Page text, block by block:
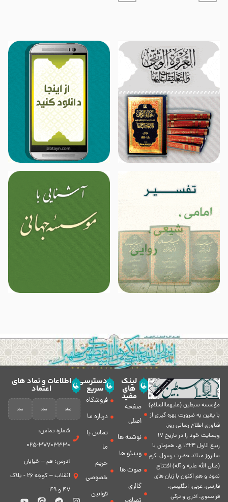
مؤسسه سبطين (عليهماالسلام)
با يقين به ضرورت بهره گیرى از
فناورى اطلاع رسانى روز،
وبسایت خود را در تاريخ 17
ربيع الاول 1424 ق. همزمان با
سالروز ميلاد حضرت رسول اكرم
(صلی الله علیه و آله) افتتاح
نمود و هم اكنون با زبان های
فارسی، عربى، انگلیسی،
فرانسوی، آذری و ترکی
لینک
های
مفید
صفحه
اصلی
نوشته ها
ویدئو ها
صوت ها
گالری
دسترسی
سریع
فروشگاه
درباره ما
تماس با
ما
حریم
خصوصی
قوانین
اطلاعات و نماد های
اعتماد
شماره تماس:
37703330-025
آدرس: قم – خیابان
انقلاب – کوچه 26 - پلاک
47 و 49